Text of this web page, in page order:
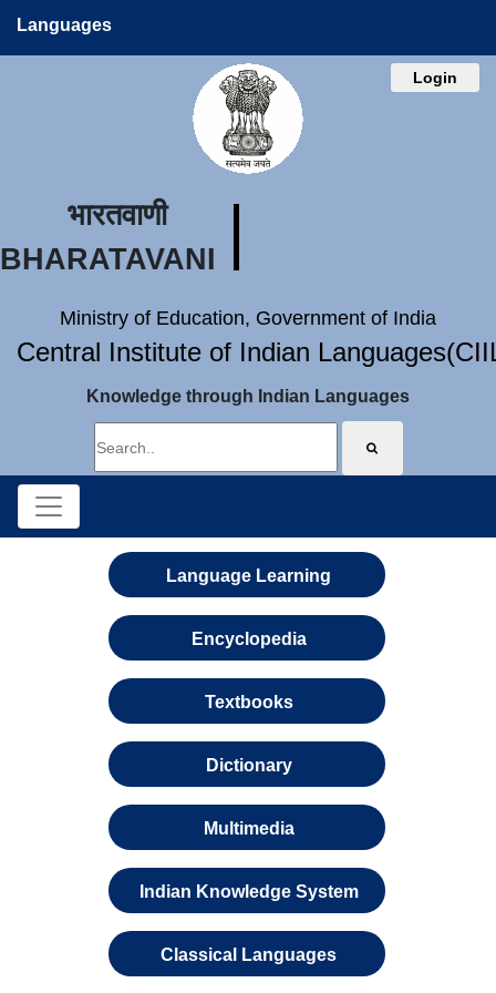
Languages
Login
भारतवाणी
BHARATAVANI
Ministry of Education, Government of India
Central Institute of Indian
Knowledge through Indian Languages
Language Learning
Encyclopedia
Textbooks
Dictionary
Multimedia
Indian Knowledge System
Classical Languages